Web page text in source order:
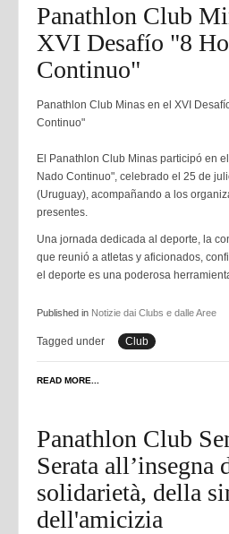
Panathlon Club
XVI Desafío "8
Continuo"
Panathlon Club Minas en el XVI
Continuo"
El Panathlon Club Minas participó en
Nado Continuo", celebrado el 25 de
(Uruguay), acompañando a los
presentes.
Una jornada dedicada al deporte, la
que reunió a atletas y aficionados,
el deporte es una poderosa
Published in Notizie dai Clubs e dalle Aree
Tagged under Club
READ MORE...
Panathlon Club
Serata all’insegna
solidarietà, della
dell'amicizia